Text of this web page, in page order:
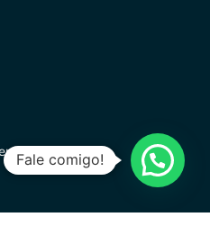
Fale comigo!